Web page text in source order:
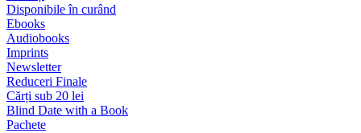
Disponibile în curând
Ebooks
Audiobooks
Imprints
Newsletter
Reduceri Finale
Cărți sub 20 lei
Blind Date with a Book
Pachete